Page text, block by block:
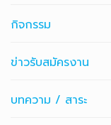
กิจกรรม
ข่าวรับสมัครงาน
บทความ / สาระ